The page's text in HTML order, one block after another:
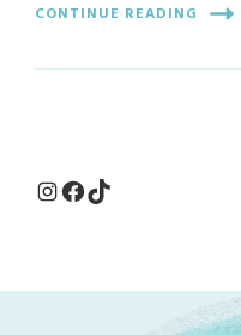
CONTINUE READING
Instagram Facebook TikTok